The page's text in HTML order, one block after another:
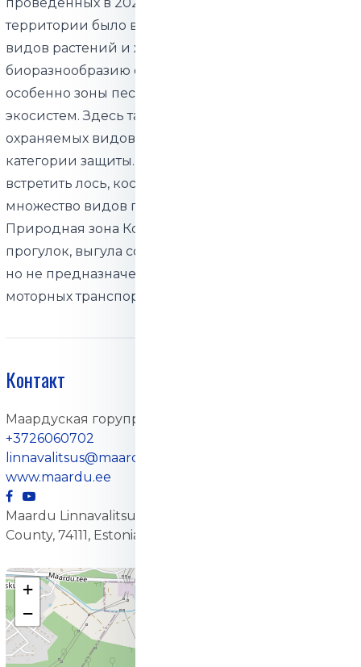
территории было выявлено около 300 различных
видов растений и животных. Самой богатой по
биоразнообразию оказалась центральная часть,
особенно зоны песчаных и верещатниковых
экосистем. Здесь также обитают несколько
охраняемых видов растений второй и третьей
категории защиты. В природной зоне можно
встретить лось, косуль, зайцев, лис, бобров, а также
множество видов птиц.
Природная зона Копранымме подходит для
прогулок, выгула собак и катания на велосипеде,
но не предназначена для передвижения на
моторных транспортных средствах.
Контакт
Маардуская горуправа
+3726060702
linnavalitsus@maardu.ee
www.maardu.ee
Maardu Linnavalitsus, 1, Kallasmaa, Maardu, Harju
County, 74111, Estonia
+
−